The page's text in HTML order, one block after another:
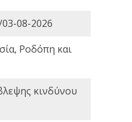
08-2026
Ροδόπη και
κινδύνου